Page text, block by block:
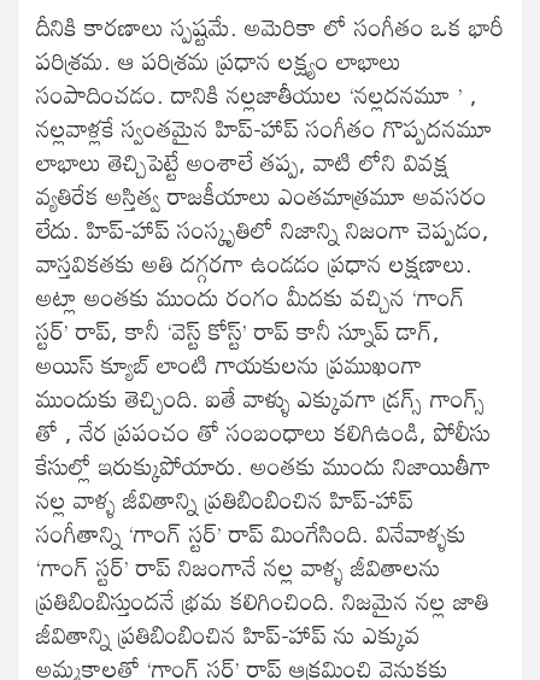
దీనికి కారణాలు స్పష్టమే. అమెరికా లో సంగీతం ఒక భారీ
పరిశ్రమ. ఆ పరిశ్రమ ప్రధాన లక్ష్యం లాభాలు
సంపాదించడం. దానికి నల్లజాతీయుల ‘నల్లదనమూ ’ ,
నల్లవాళ్లకే స్వంతమైన హిప్-హాప్ సంగీతం గొప్పదనమూ
లాభాలు తెచ్చిపెట్టే అంశాలే తప్ప, వాటి లోని వివక్ష
వ్యతిరేక అస్తిత్వ రాజకీయాలు ఎంతమాత్రమూ అవసరం
లేదు. హిప్-హాప్ సంస్కృతిలో నిజాన్ని నిజంగా చెప్పడం,
వాస్తవికతకు అతి దగ్గరగా ఉండడం ప్రధాన లక్షణాలు.
అట్లా అంతకు ముందు రంగం మీదకు వచ్చిన ‘గాంగ్
స్టర్’ రాప్, కానీ ‘వెస్ట్ కోస్ట్’ రాప్ కానీ స్నూప్ డాగ్,
అయిస్ క్యూబ్ లాంటి గాయకులను ప్రముఖంగా
ముందుకు తెచ్చింది. ఐతే వాళ్ళు ఎక్కువగా డ్రగ్స్ గాంగ్స్
తో , నేర ప్రపంచం తో సంబంధాలు కలిగిఉండి, పోలీసు
కేసుల్లో ఇరుక్కుపోయారు. అంతకు ముందు నిజాయితీగా
నల్ల వాళ్ళ జీవితాన్ని ప్రతిబింబించిన హిప్-హాప్
సంగీతాన్ని ‘గాంగ్ స్టర్’ రాప్ మింగేసింది. వినేవాళ్ళకు
‘గాంగ్ స్టర్’ రాప్ నిజంగానే నల్ల వాళ్ళ జీవితాలను
ప్రతిబింబిస్తుందనే భ్రమ కలిగించింది. నిజమైన నల్ల జాతి
జీవితాన్ని ప్రతిబింబించిన హిప్-హాప్ ను ఎక్కువ
అమ్మకాలతో ‘గాంగ్ స్టర్’ రాప్ ఆక్రమించి వెనుకకు